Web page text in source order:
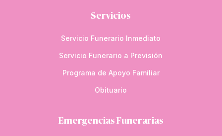
Servicios
Servicio Funerario Inmediato
Servicio Funerario a Previsión
Programa de Apoyo Familiar
Obituario
Emergencias Funerarias